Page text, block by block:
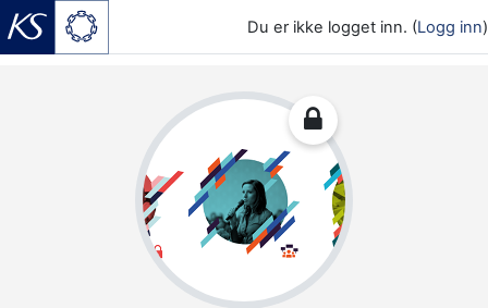
Du er ikke logget inn. (Logg inn)